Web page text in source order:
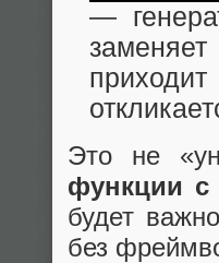
—
Это не
функции с
будет
без